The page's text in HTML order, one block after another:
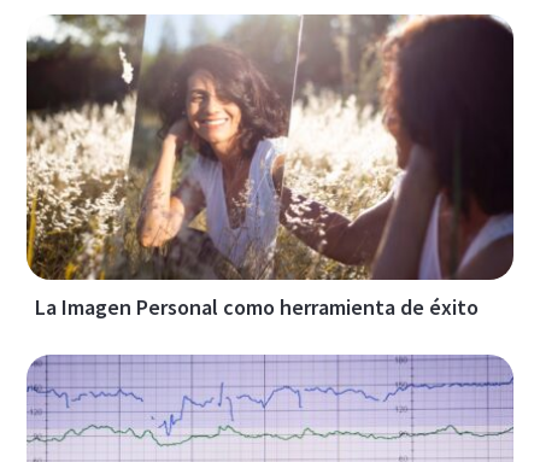
La Imagen Personal como herramienta de éxito